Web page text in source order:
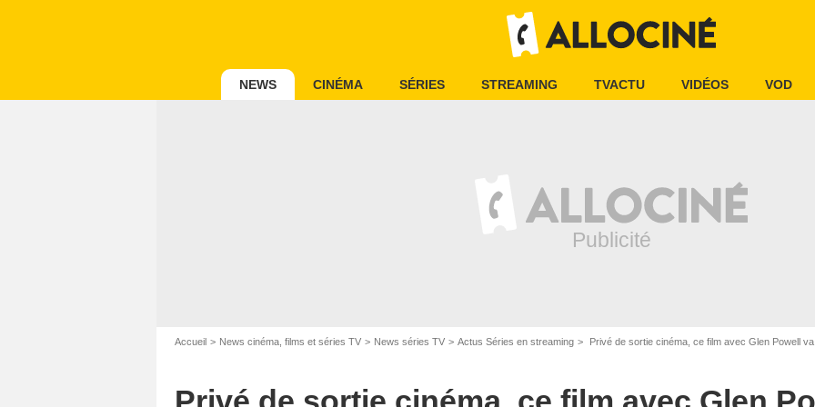
NEWS CINÉMA SÉRIES STREAMING TVACTU VIDÉOS VOD
Accueil News cinéma, films et séries TV News séries TV Actus Séries en streaming Privé de sortie cinéma, ce film avec Glen Powell